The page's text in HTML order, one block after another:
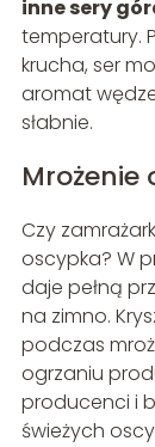
inne sery
temperatury.
krucha, ser
aromat
słabnie.
Mrożenie
Czy
oscypka? W
daje pełną
na zimno.
podczas
ogrzaniu
producenci i
świeżych